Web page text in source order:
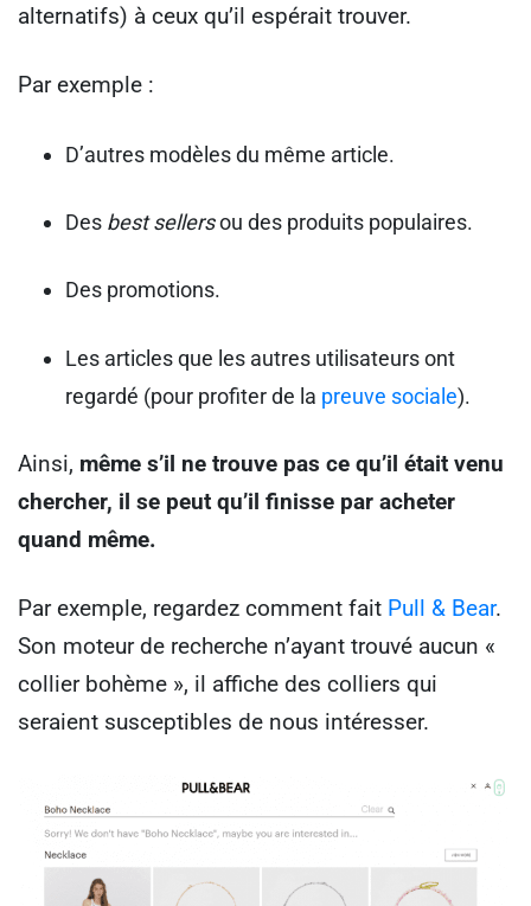
alternatifs) à ceux qu’il espérait trouver.
Par exemple :
D’autres modèles du même article.
Des best sellersou des produits populaires.
Des promotions.
Les articles que les autres utilisateurs ont
regardé (pour profiter de la preuve sociale).
Ainsi, même s’il ne trouve pas ce qu’il était venu
chercher, il se peut qu’il finisse par acheter
quand même.
Par exemple, regardez comment fait Pull & Bear.
Son moteur de recherche n’ayant trouvé aucun «
collier bohème », il affiche des colliers qui
seraient susceptibles de nous intéresser.